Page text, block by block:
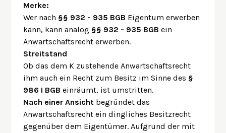
Merke:
Wer nach §§ 932 - 935 BGB Eigentum erwerben
kann, kann analog §§ 932 - 935 BGB ein
Anwartschaftsrecht erwerben.
Streitstand
Ob das dem K zustehende Anwartschaftsrecht
ihm auch ein Recht zum Besitz im Sinne des §
986 I BGB einräumt, ist umstritten.
Nach einer Ansicht begründet das
Anwartschaftsrecht ein dingliches Besitzrecht
gegenüber dem Eigentümer. Aufgrund der mit